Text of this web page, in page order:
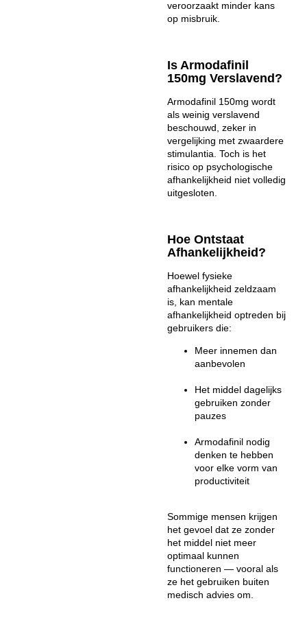
veroorzaakt minder kans
op misbruik.
Is Armodafinil
150mg Verslavend?
Armodafinil 150mg wordt
als weinig verslavend
beschouwd, zeker in
vergelijking met zwaardere
stimulantia. Toch is het
risico op psychologische
afhankelijkheid niet volledig
uitgesloten.
Hoe Ontstaat
Afhankelijkheid?
Hoewel fysieke
afhankelijkheid zeldzaam
is, kan mentale
afhankelijkheid optreden bij
gebruikers die:
Meer innemen dan
aanbevolen
Het middel dagelijks
gebruiken zonder
pauzes
Armodafinil nodig
denken te hebben
voor elke vorm van
productiviteit
Sommige mensen krijgen
het gevoel dat ze zonder
het middel niet meer
optimaal kunnen
functioneren — vooral als
ze het gebruiken buiten
medisch advies om.